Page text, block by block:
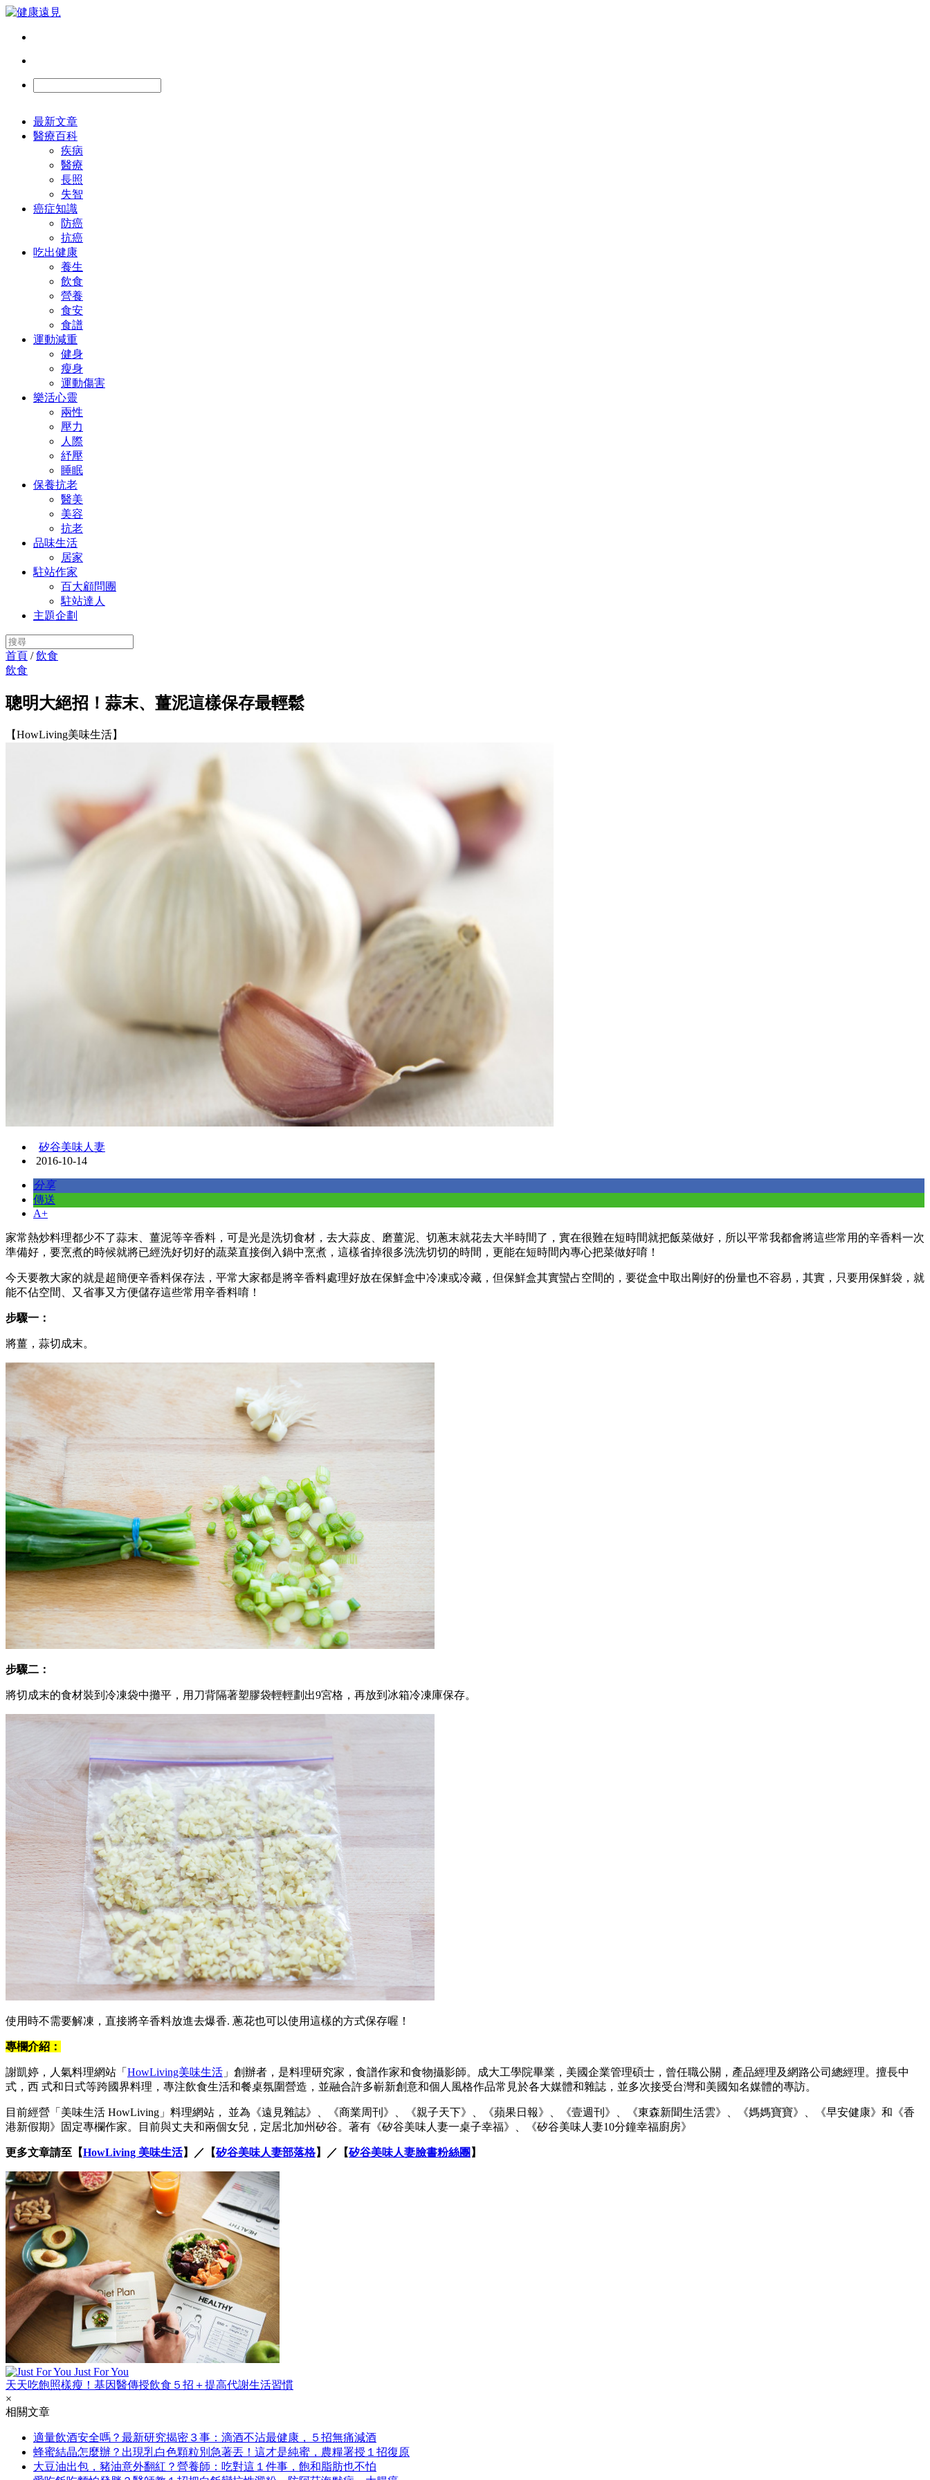
最新文章
醫療百科
疾病
醫療
長照
失智
癌症知識
防癌
抗癌
吃出健康
養生
飲食
營養
食安
食譜
運動減重
健身
瘦身
運動傷害
樂活心靈
兩性
壓力
人際
紓壓
睡眠
保養抗老
醫美
美容
抗老
品味生活
居家
駐站作家
百大顧問團
駐站達人
主題企劃
首頁 /飲食
飲食
聰明大絕招！蒜末、薑泥這樣保存最輕鬆
【HowLiving美味生活】
矽谷美味人妻
2016-10-14
分享
傳送
A+
家常熱炒料理都少不了蒜末、薑泥等辛香料，可是光是洗切食材，去大蒜皮、磨薑泥、切蔥末就花去大半時間了，實在很難在短時間就把飯菜做好，所以平常我都會將這些常用的辛香料一次
準備好，要烹煮的時候就將已經洗好切好的蔬菜直接倒入鍋中烹煮，這樣省掉很多洗洗切切的時間，更能在短時間內專心把菜做好唷！
今天要教大家的就是超簡便辛香料保存法，平常大家都是將辛香料處理好放在保鮮盒中冷凍或冷藏，但保鮮盒其實蠻占空間的，要從盒中取出剛好的份量也不容易，其實，只要用保鮮袋，就
能不佔空間、又省事又方便儲存這些常用辛香料唷！
步驟一：
將薑，蒜切成末。
步驟二：
將切成末的食材裝到冷凍袋中攤平，用刀背隔著塑膠袋輕輕劃出9宮格，再放到冰箱冷凍庫保存。
使用時不需要解凍，直接將辛香料放進去爆香. 蔥花也可以使用這樣的方式保存喔！
專欄介紹：
謝凱婷，人氣料理網站「 HowLiving美味生活 」創辦者，是料理研究家，食譜作家和食物攝影師。成大工學院畢業，美國企業管理碩士，曾任職公關，產品經理及網路公司總經理。擅長中
式，西 式和日式等跨國界料理，專注飲食生活和餐桌氛圍營造，並融合許多嶄新創意和個人風格作品常見於各大媒體和雜誌，並多次接受台灣和美國知名媒體的專訪。
目前經營「美味生活 HowLiving」料理網站， 並為《遠見雜誌》、《商業周刊》、《親子天下》、《蘋果日報》、《壹週刊》、《東森新聞生活雲》、《媽媽寶寶》、《早安健康》和《香
港新假期》固定專欄作家。目前與丈夫和兩個女兒，定居北加州矽谷。著有《矽谷美味人妻一桌子幸福》、《矽谷美味人妻10分鐘幸福廚房》
更多文章請至【HowLiving 美味生活】／【矽谷美味人妻部落格】／【矽谷美味人妻臉書粉絲團 】
Just For You
天天吃飽照樣瘦！基因醫傳授飲食５招＋提高代謝生活習慣
×
相關文章
適量飲酒安全嗎？最新研究揭密３事：滴酒不沾最健康，５招無痛減酒
蜂蜜結晶怎麼辦？出現乳白色顆粒別急著丟！這才是純蜜，農糧署授１招復原
大豆油出包，豬油意外翻紅？營養師：吃對這１件事，飽和脂肪也不怕